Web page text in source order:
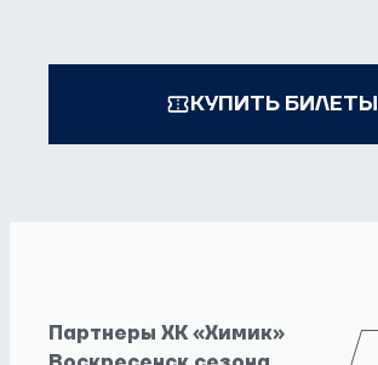
КУПИТЬ БИЛЕТЫ
Партнеры ХК «Химик»